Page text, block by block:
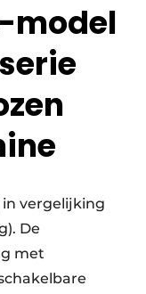
model
in vergelijking
De
met